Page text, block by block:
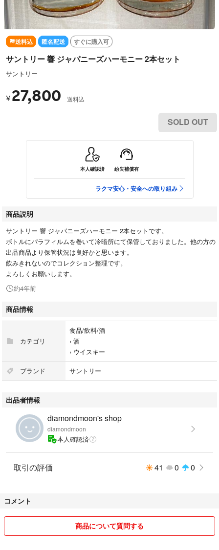
送料込 匿名配送 すぐに購入可
サントリー 響 ジャパニーズハーモニー 2本セット
サントリー
¥ 27,800 送料込
SOLD OUT
本人確認済 紛失補償有
ラクマ安心・安全への取り組み
商品説明
サントリー 響 ジャパニーズハーモニー 2本セットです。
ボトルにパラフィルムを巻いて冷暗所にて保管しておりました。他の方の
出品商品より保管状況は良好かと思います。
飲みきれないのでコレクション整理です。
よろしくお願いします。
約4年前
商品情報
カテゴリ
食品/飲料/酒
› 酒
› ウイスキー
ブランド サントリー
出品者情報
diamondmoon's shop
diamondmoon
本人確認済
取引の評価 41 0 0
コメント
商品について質問する